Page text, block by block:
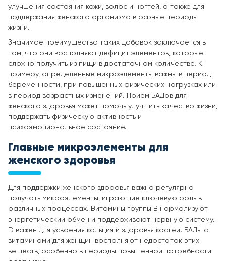
улучшения состояния кожи, волос и ногтей, а также для
поддержания женского организма в разные периоды
жизни.
Значимое преимущество таких добавок заключается в
том, что они восполняют дефицит элементов, которые
сложно получить из пищи в достаточном количестве. К
примеру, определенные микроэлементы важны в период
беременности, при повышенных физических нагрузках или
в период возрастных изменений. Прием БАДов для
женского здоровья может помочь улучшить качество жизни,
поддержать физическую активность и
психоэмоциональное состояние.
Главные микроэлементы для
женского здоровья
Для поддержки женского здоровья важно регулярно
получать микроэлементы, играющие ключевую роль в
различных процессах. Витамины группы B нормализуют
энергетический обмен и поддерживают нервную систему.
D важен для усвоения кальция и здоровья костей. БАДы с
витаминами для женщин восполняют недостаток этих
веществ, особенно в периоды повышенной потребности